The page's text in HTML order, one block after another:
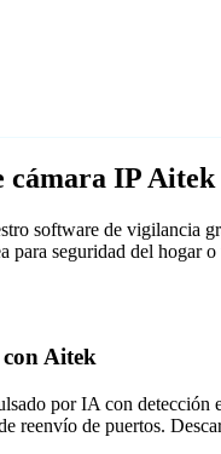
cámara IP Aitek
software de vigilancia
para seguridad del
Aitek
por IA con detección
reenvío de puertos.